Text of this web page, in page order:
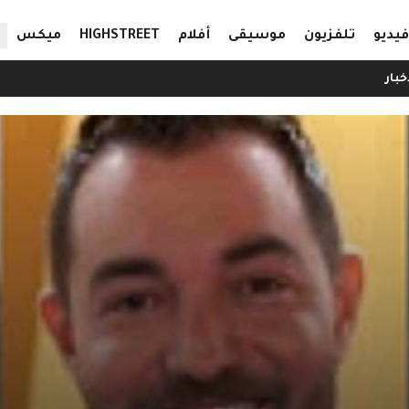
فيديو تلفزيون موسيقى أفلام HIGHSTREET ميكس